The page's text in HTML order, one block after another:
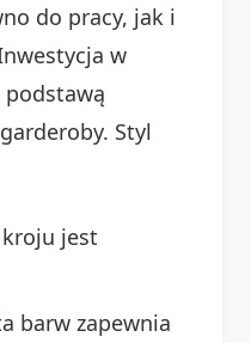
do pracy, jak i
w
Styl
jest
barw zapewnia